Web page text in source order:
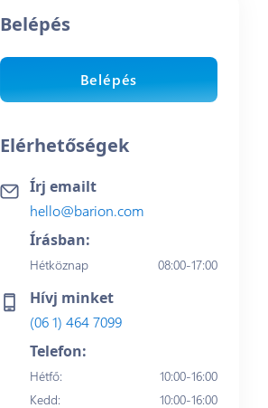
Belépés
Belépés
Elérhetőségek
Írj emailt
hello@barion.com
Írásban:
Hétköznap 08:00-17:00
Hívj minket
(06 1) 464 7099
Telefon:
Hétfő:
10:00-16:00
Kedd:
10:00-16:00